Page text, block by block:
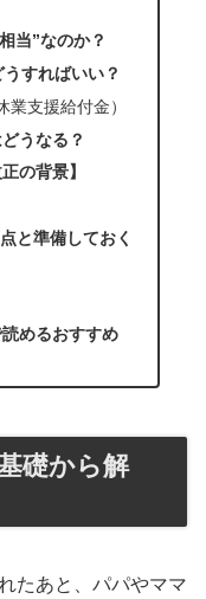
当”なのか？
すればいい？
支援給付金）
うなる？
の背景】
と準備しておく
めるおすすめ
礎から解
たあと、パパやママ